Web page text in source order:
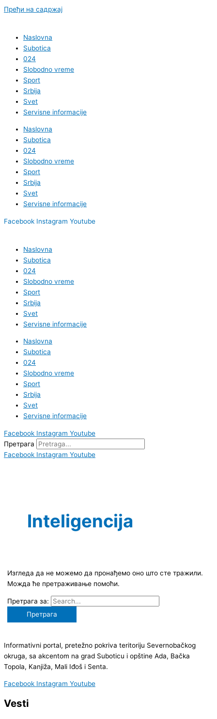
Пређи на садржај
Naslovna
Subotica
024
Slobodno vreme
Sport
Srbija
Svet
Servisne informacije
Naslovna
Subotica
024
Slobodno vreme
Sport
Srbija
Svet
Servisne informacije
Facebook Instagram Youtube
Naslovna
Subotica
024
Slobodno vreme
Sport
Srbija
Svet
Servisne informacije
Naslovna
Subotica
024
Slobodno vreme
Sport
Srbija
Svet
Servisne informacije
Facebook Instagram Youtube
Претрага
Facebook Instagram Youtube
Inteligencija
Изгледа да не можемо да пронађемо оно што сте тражили.
Можда ће претраживање помоћи.
Претрага за:
Informativni portal, pretežno pokriva teritoriju Severnobačkog
okruga, sa akcentom na grad Suboticu i opštine Ada, Bačka
Topola, Kanjiža, Mali Iđoš i Senta.
Facebook Instagram Youtube
Vesti